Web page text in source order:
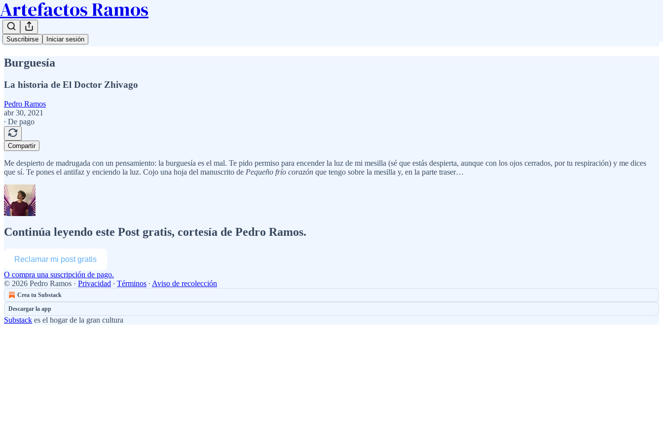
Artefactos Ramos
Suscribirse Iniciar sesión
Burguesía
La historia de El Doctor Zhivago
Pedro Ramos
abr 30, 2021
∙ De pago
Compartir
Me despierto de madrugada con un pensamiento: la burguesía es el mal. Te pido permiso para encender la luz de mi mesilla (sé que estás despierta, aunque con los ojos cerrados, por tu respiración) y me dices
que sí. Te pones el antifaz y enciendo la luz. Cojo una hoja del manuscrito de Pequeño frío corazón que tengo sobre la mesilla y, en la parte traser…
Continúa leyendo este Post gratis, cortesía de Pedro Ramos.
Reclamar mi post gratis
O compra una suscripción de pago.
© 2026 Pedro Ramos · Privacidad ∙ Términos ∙ Aviso de recolección
Crea tu Substack
Descargar la app
Substack es el hogar de la gran cultura